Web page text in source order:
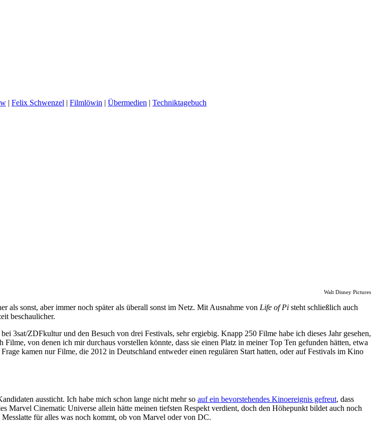
| Felix Schwenzel | Filmlöwin | Übermedien | Techniktagebuch
Walt Disney Pictures
als sonst, aber immer noch später als überall sonst im Netz. Mit Ausnahme von Life of Pi steht schließlich auch
beschaulicher.
3sat/ZDFkultur und den Besuch von drei Festivals, sehr ergiebig. Knapp 250 Filme habe ich dieses Jahr gesehen,
von denen ich mir durchaus vorstellen könnte, dass sie einen Platz in meiner Top Ten gefunden hätten, etwa
kamen nur Filme, die 2012 in Deutschland entweder einen regulären Start hatten, oder auf Festivals im Kino
aussticht. Ich habe mich schon lange nicht mehr so auf ein bevorstehendes Kinoereignis gefreut, dass
Marvel Cinematic Universe allein hätte meinen tiefsten Respekt verdient, doch den Höhepunkt bildet auch noch
für alles was noch kommt, ob von Marvel oder von DC.